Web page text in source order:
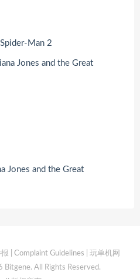
Man 2
Jones and the Great
| Complaint Guidelines | 玩单机网
All Rights Reserved.